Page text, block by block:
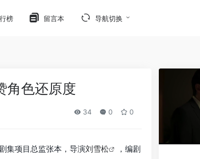
榜 留言本 导航切换
角色还原度
34 0 0
集项目总监张本，导演刘雪松
，编剧